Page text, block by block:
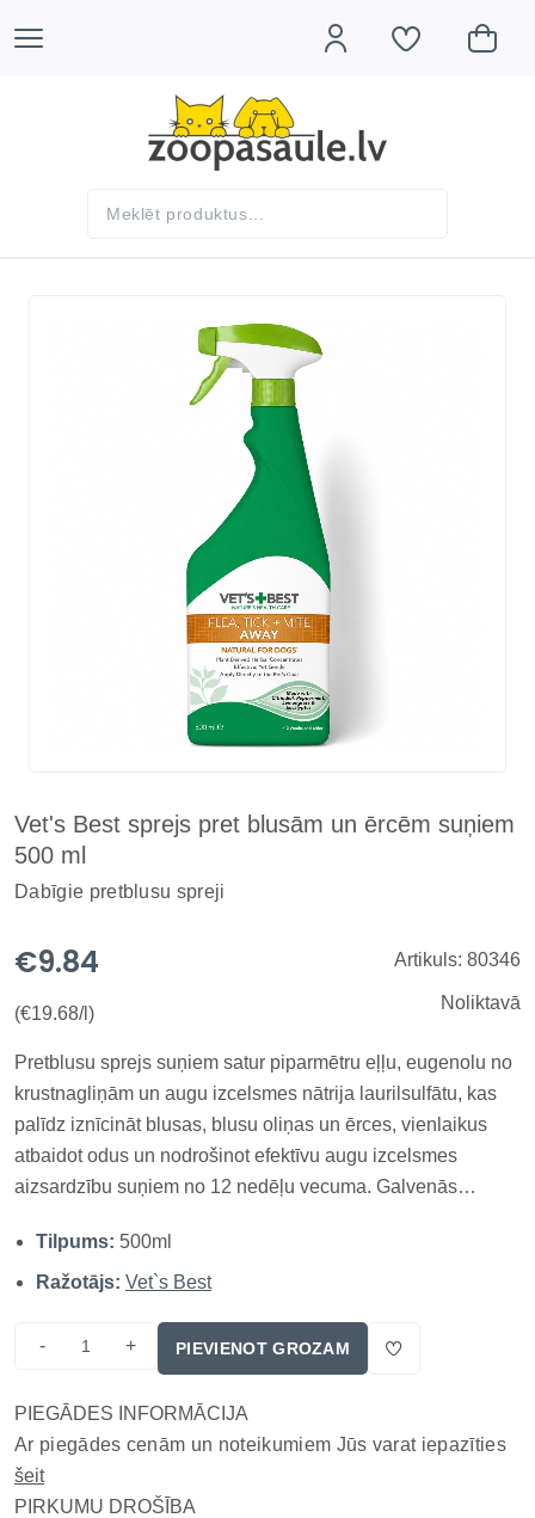
Vet's Best sprejs pret blusām un ērcēm suņiem
500 ml
Dabīgie pretblusu spreji
€9.84
(€19.68/l)
Artikuls: 80346
Noliktavā
Pretblusu sprejs suņiem satur piparmētru eļļu, eugenolu no
krustnagliņām un augu izcelsmes nātrija laurilsulfātu, kas
palīdz iznīcināt blusas, blusu oliņas un ērces, vienlaikus
atbaidot odus un nodrošinot efektīvu augu izcelsmes
aizsardzību suņiem no 12 nedēļu vecuma. Galvenās
atbaida blusas, ērces un citu parazītus pH līdzsvarota
formula piemē...
Tilpums: 500ml
Ražotājs: Vet`s Best
- + PIEVIENOT GROZAM
PIEGĀDES INFORMĀCIJA
Ar piegādes cenām un noteikumiem Jūs varat iepazīties
šeit
PIRKUMU DROŠĪBA